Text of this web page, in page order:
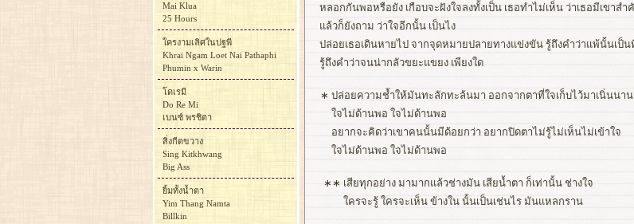
หลอกกันพอหรือยัง เกือบจะฝังใจลงทั้งเป็น เธอทำไม่เห็น ว่าเธอมีเขาสำ
แล้วก็ยังถาม ว่าใจอีกนั้น เป็นไง
ปล่อยเธอเดินหายไป จากจุดหมายปลายทางแข่งขัน รู้ถึงคำว่าแพ้นั้นเป็
รู้ถึงคำว่าจนน่ากลัวขยะแขยง เพียงใด
∗ ปล่อยความช้ำให้มันทะลักทะล้นมา ออกจากตาที่ใจเก็บไว้มาเนิ่นนาน
ใจไม่ด้านพอ ใจไม่ด้านพอ
อยากจะคิดว่าเขาคนนั้นมีด้อยกว่า อยากปิดตาไม่รู้ไม่เห็นไม่เข้าใจ
ใจไม่ด้านพอ ใจไม่ด้านพอ
∗∗ เสียทุกอย่าง มามากแล้วช่างมัน เสียน้ำตา ก็เท่านั้น ช่างใจ
ใครจะรู้ ใครจะเห็น ข้างใน นั้นเป็นเช่นไร มันแหลกราน
Mai Klua
25 Hours
ใครงามเลิศในปฐพี
Khrai Ngam Loet Nai Pathaphi
Phumin x Warin
โดเรมี
Do Re Mi
เบนซ์ พรชิตา
สิ่งกีดขวาง
Sing Kitkhwang
Big Ass
ยิ้มทั้งน้ำตา
Yim Thang Namta
Billkin